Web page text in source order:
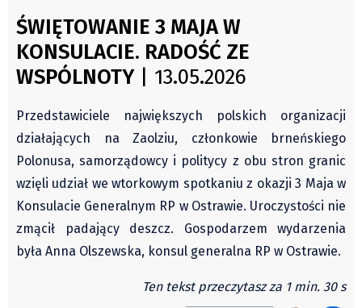
Archiwum
Autorzy
Wydawca
Kontakt
Sekretariat
Redaktorzy
Napisz artykuł
Zamów prenumeratę
Reklama
OGÓLNE WARUNKI HANDLOWE
Polska
Świat
Kongres Polaków
PZKO
ŚWIĘTOWANIE 3 MAJA W
KONSULACIE. RADOŚĆ ZE
WSPÓLNOTY| 13.05.2026
Przedstawiciele największych polskich organizacji
działających na Zaolziu, członkowie brneńskiego
Polonusa, samorządowcy i politycy z obu stron granic
wzięli udział we wtorkowym spotkaniu z okazji 3 Maja w
Konsulacie Generalnym RP w Ostrawie. Uroczystości nie
zmącił padający deszcz. Gospodarzem wydarzenia
była Anna Olszewska, konsul generalna RP w Ostrawie.
Ten tekst przeczytasz za 1 min. 30 s